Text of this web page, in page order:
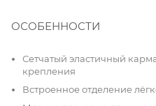
ОСОБЕННОСТИ
Сетчатый эластичный
крепления
Встроенное отделение